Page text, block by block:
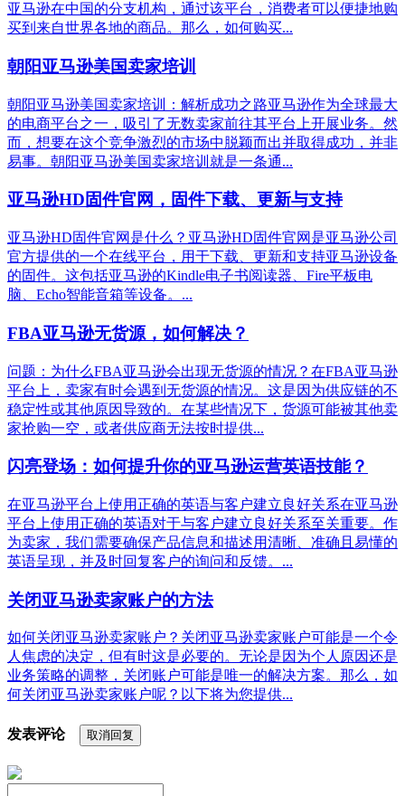
亚马逊在中国的分支机构，通过该平台，消费者可以便捷地购
买到来自世界各地的商品。那么，如何购买...
朝阳亚马逊美国卖家培训
朝阳亚马逊美国卖家培训：解析成功之路亚马逊作为全球最大
的电商平台之一，吸引了无数卖家前往其平台上开展业务。然
而，想要在这个竞争激烈的市场中脱颖而出并取得成功，并非
易事。朝阳亚马逊美国卖家培训就是一条通...
亚马逊HD固件官网，固件下载、更新与支持
亚马逊HD固件官网是什么？亚马逊HD固件官网是亚马逊公司
官方提供的一个在线平台，用于下载、更新和支持亚马逊设备
的固件。这包括亚马逊的Kindle电子书阅读器、Fire平板电
脑、Echo智能音箱等设备。...
FBA亚马逊无货源，如何解决？
问题：为什么FBA亚马逊会出现无货源的情况？在FBA亚马逊
平台上，卖家有时会遇到无货源的情况。这是因为供应链的不
稳定性或其他原因导致的。在某些情况下，货源可能被其他卖
家抢购一空，或者供应商无法按时提供...
闪亮登场：如何提升你的亚马逊运营英语技能？
在亚马逊平台上使用正确的英语与客户建立良好关系在亚马逊
平台上使用正确的英语对于与客户建立良好关系至关重要。作
为卖家，我们需要确保产品信息和描述用清晰、准确且易懂的
英语呈现，并及时回复客户的询问和反馈。...
关闭亚马逊卖家账户的方法
如何关闭亚马逊卖家账户？关闭亚马逊卖家账户可能是一个令
人焦虑的决定，但有时这是必要的。无论是因为个人原因还是
业务策略的调整，关闭账户可能是唯一的解决方案。那么，如
何关闭亚马逊卖家账户呢？以下将为您提供...
发表评论 取消回复